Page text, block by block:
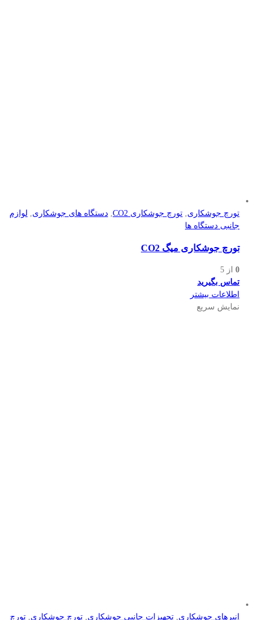
تورچ جوشکاری, تورچ جوشکاری CO2 , دستگاه های جوشکاری, لوازم
جانبی دستگاه ها
تورچ جوشکاری میگ CO2
0 از 5
تماس بگیرید
اطلاعات بیشتر
نمایش سریع
انبرهای جوشکاری, تجهیزات جانبی جوشکاری, تورچ جوشکاری, تورچ